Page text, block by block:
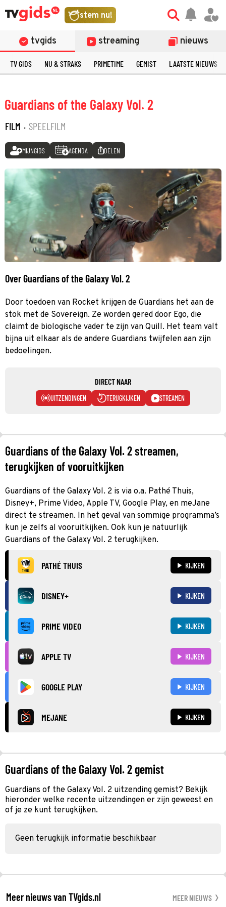
stem nu!
tvgids streaming nieuws
TV GIDS NU & STRAKS PRIMETIME GEMIST LAATSTE NIEUWS
Guardians of the Galaxy Vol. 2
FILM · SPEELFILM
MIJNGIDS AGENDA DELEN
Over Guardians of the Galaxy Vol. 2
Door toedoen van Rocket krijgen de Guardians het aan de
stok met de Sovereign. Ze worden gered door Ego, die
claimt de biologische vader te zijn van Quill. Het team valt
bijna uit elkaar als de andere Guardians twijfelen aan zijn
bedoelingen.
DIRECT NAAR
UITZENDINGEN TERUGKIJKEN STREAMEN
Guardians of the Galaxy Vol. 2 streamen,
terugkijken of vooruitkijken
Guardians of the Galaxy Vol. 2 is via o.a. Pathé Thuis,
Disney+, Prime Video, Apple TV, Google Play, en meJane
direct te streamen. In het geval van sommige programma’s
kun je zelfs al vooruitkijken. Ook kun je natuurlijk
Guardians of the Galaxy Vol. 2 terugkijken.
PATHÉ THUIS KIJKEN
DISNEY+ KIJKEN
PRIME VIDEO KIJKEN
APPLE TV KIJKEN
GOOGLE PLAY KIJKEN
MEJANE KIJKEN
Guardians of the Galaxy Vol. 2 gemist
Guardians of the Galaxy Vol. 2 uitzending gemist? Bekijk
hieronder welke recente uitzendingen er zijn geweest en
of je ze kunt terugkijken.
Geen terugkijk informatie beschikbaar
Meer nieuws van TVgids.nl MEER NIEUWS